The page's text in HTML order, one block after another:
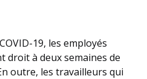
19, les employés
droit à deux semaines de
outre, les travailleurs qui